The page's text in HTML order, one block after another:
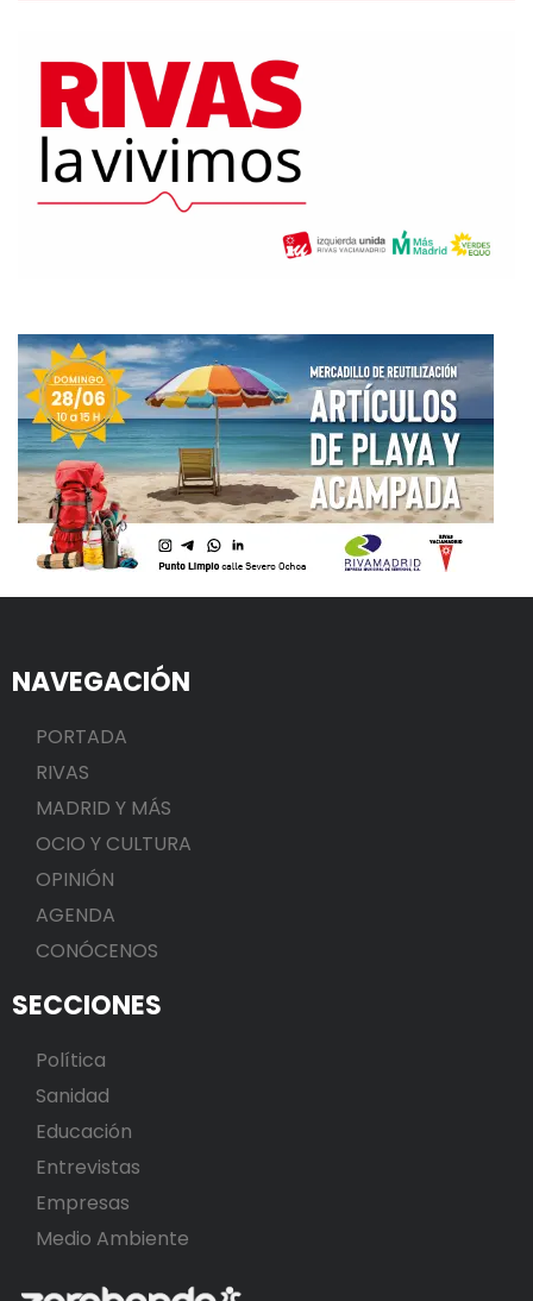
NAVEGACIÓN
PORTADA
RIVAS
MADRID Y MÁS
OCIO Y CULTURA
OPINIÓN
AGENDA
CONÓCENOS
SECCIONES
Política
Sanidad
Educación
Entrevistas
Empresas
Medio Ambiente